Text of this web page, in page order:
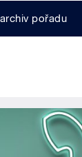
pořadu